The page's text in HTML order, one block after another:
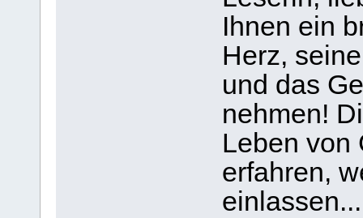
Ihnen ein
Herz,
und das
nehmen!
Leben von
erfahren,
einlassen...